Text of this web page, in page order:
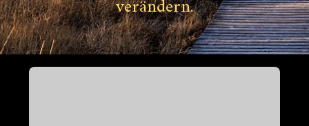
verändern.